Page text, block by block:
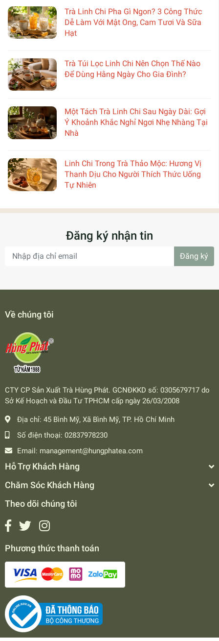
Trà Linh Chi Pha Gì Ngon? 3 Công Thức
Dễ Làm Với Mật Ong, Cam Tươi Và Sữa
Hạt
Trà Túi Lọc Linh Chi Nên Chọn Thế Nào
Để Dùng Hằng Ngày Cho Gia Đình?
Một Tách Trà Linh Chi Sau Ngày Dài: Gợi
Ý Khoảnh Khắc Nghỉ Ngơi Nhẹ Nhàng Tại
Nhà
Linh Chi Trong Trà Thảo Mộc: Hương Vị
Thanh Dịu Cho Người Thích Thức Uống
Tự Nhiên
Đăng ký nhận tin
Đăng ký
Về chúng tôi
CTY CP Sản Xuất Trà Hùng Phát. GCNĐKKD số: 0305679717 do
Sở Kế Hoạch và Đầu Tư TPHCM cấp ngày 26/03/2008
Địa chỉ: 45 Bình Mỹ, Xã Bình Mỹ, TP. Hồ Chí Minh
Số điện thoại: 02837978230
Email: management@hungphatea.com
Hỗ Trợ Khách Hàng
Chăm Sóc Khách Hàng
Theo dõi chúng tôi
Phương thức thanh toán